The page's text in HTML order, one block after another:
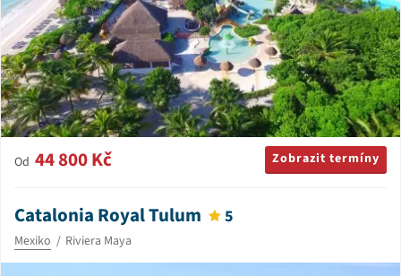
Od 44 800 Kč Zobrazit termíny
Catalonia Royal Tulum 5
Mexiko Riviera Maya